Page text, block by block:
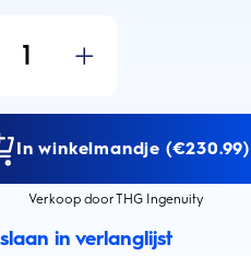
1
In winkelmandje (€230.99)
Verkoop door THG Ingenuity
in verlanglijst